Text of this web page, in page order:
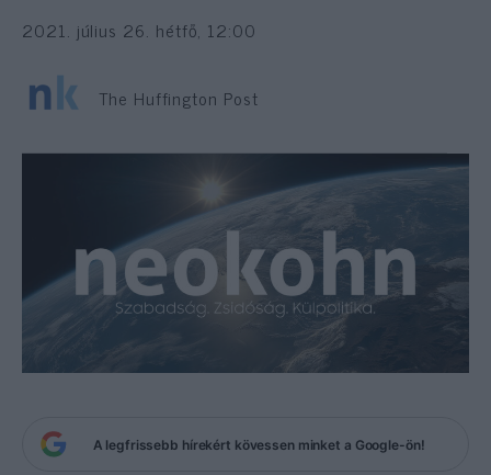
2021. július 26. hétfő, 12:00
The Huffington Post
A legfrissebb hírekért kövessen minket a Google-ön!